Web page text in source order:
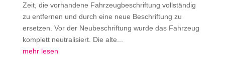
Zeit, die vorhandene Fahrzeugbeschriftung vollständig
zu entfernen und durch eine neue Beschriftung zu
ersetzen. Vor der Neubeschriftung wurde das Fahrzeug
komplett neutralisiert. Die alte...
mehr lesen